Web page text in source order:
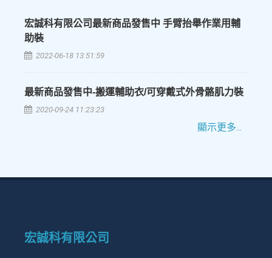
宏誠科有限公司最新商品發售中 手臂抬舉作業用輔
助裝
2022-06-18 13:51:59
最新商品發售中-搬運輔助衣/可穿戴式外骨骼肌力裝
2020-09-24 11:23:23
顯示更多...
宏誠科有限公司